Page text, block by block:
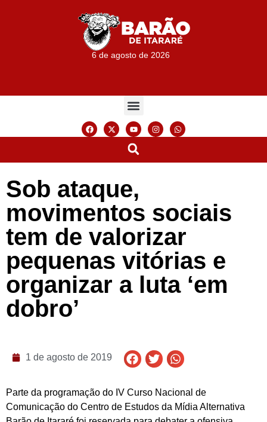
6 de agosto de 2026
Sob ataque,
movimentos sociais
tem de valorizar
pequenas vitórias e
organizar a luta ‘em
dobro’
1 de agosto de 2019
Parte da programação do IV Curso Nacional de
Comunicação do Centro de Estudos da Mídia Alternativa